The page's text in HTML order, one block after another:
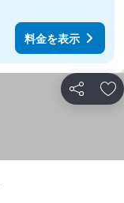
料金を表示
シェア お